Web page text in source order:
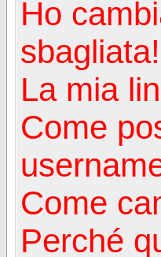
Ho
sbagliata!
La mia
Come
Come
Perché